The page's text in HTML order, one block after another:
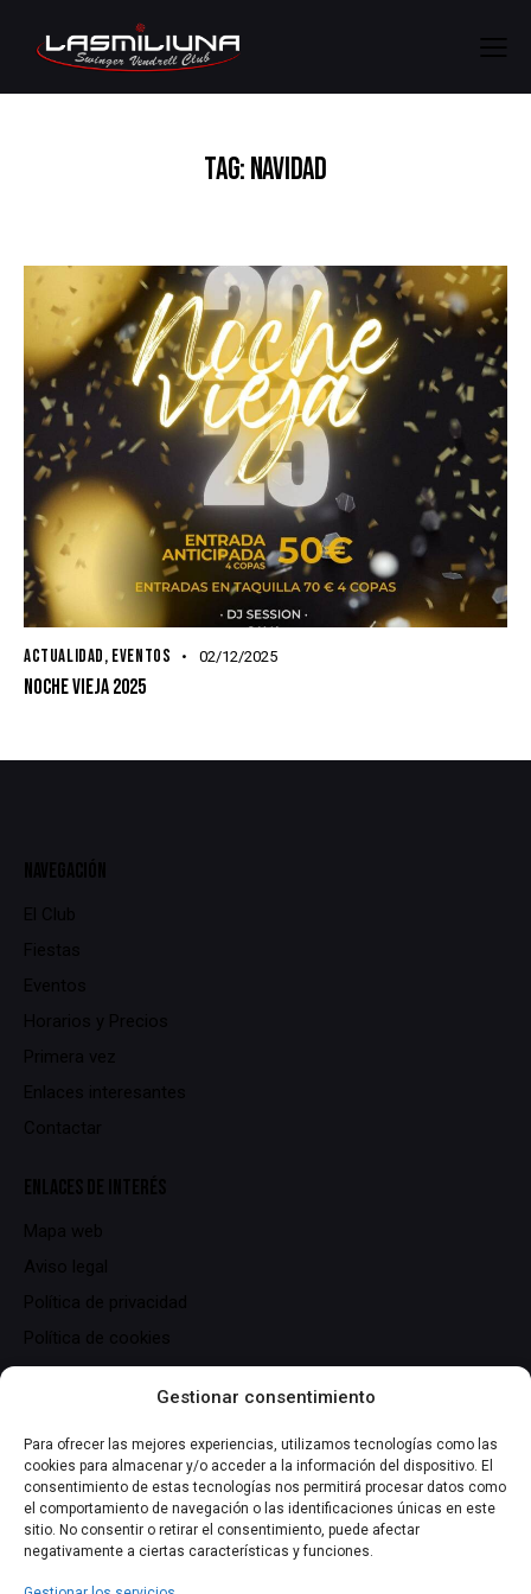
Gestionar consentimiento
Para ofrecer las mejores experiencias, utilizamos tecnologías como las
cookies para almacenar y/o acceder a la información del dispositivo. El
consentimiento de estas tecnologías nos permitirá procesar datos como
el comportamiento de navegación o las identificaciones únicas en este
sitio. No consentir o retirar el consentimiento, puede afectar
negativamente a ciertas características y funciones.
TAG: NAVIDAD
ACTUALIDAD, EVENTOS 02/12/2025
NOCHE VIEJA 2025
NAVEGACIÓN
El Club
Fiestas
Eventos
Horarios y Precios
Primera vez
Enlaces interesantes
Contactar
ENLACES DE INTERÉS
Mapa web
Aviso legal
Política de privacidad
Política de cookies
DATOS DE CONTACTO
C/ Serrallers, 25,
43700 El Vendrell (Tarragona)
info@lasmiliuna.com
+34 691 344 163